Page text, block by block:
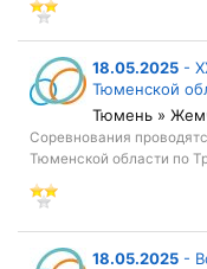
18.05.2025 -
Тюменской
Тюмень »
Соревнования
Тюменской области по
18.05.2025 -